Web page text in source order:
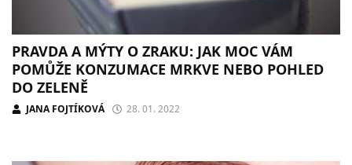
PRAVDA A MÝTY O ZRAKU: JAK MOC VÁM
POMŮŽE KONZUMACE MRKVE NEBO POHLED
DO ZELENĚ
JANA FOJTÍKOVÁ 28. 01. 2022